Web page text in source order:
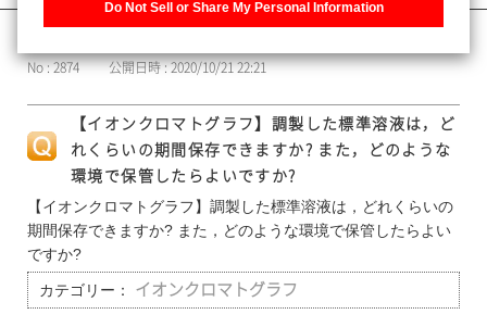
No : 2874 公開日時 : 2020/10/21 22:21
【イオンクロマトグラフ】調製した標準溶液は，ど
れくらいの期間保存できますか? また，どのような
環境で保管したらよいですか?
【イオンクロマトグラフ】調製した標準溶液は，どれくらいの
期間保存できますか? また，どのような環境で保管したらよい
ですか?
カテゴリー： イオンクロマトグラフ
of our sharing information about you with our partners.
Information] to customize your cookie settings on our
website.Privacy Policy
Do Not Sell or Share My Personal Information